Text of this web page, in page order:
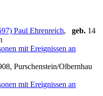
Paul Ehrenreich, geb. 14
Purschenstein/Olbernhau